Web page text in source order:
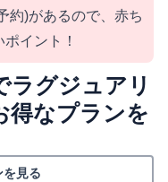
約)があるので、赤ち
イント！
ラグジュアリ
得なプランを
を見る